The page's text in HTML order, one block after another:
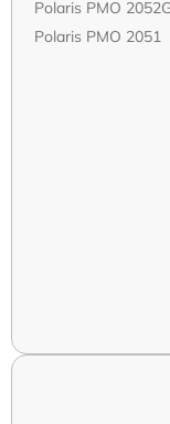
Polaris PMO
Polaris PMO 2051